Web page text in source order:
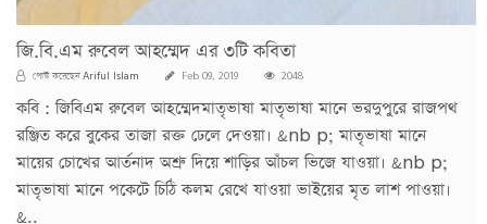
জি.বি.এম রুবেল আহম্মেদ এর ৩টি কবিতা
পোস্ট করেছেনAriful Islam Feb 09, 2019 2048
কবি : জিবিএম রুবেল আহম্মেদমাতৃভাষা মাতৃভাষা মানে ভরদুপুরে রাজপথ
রঞ্জিত করে বুকের তাজা রক্ত ঢেলে দেওয়া। &nb p; মাতৃভাষা মানে
মায়ের চোখের আর্তনাদ অশ্রু দিয়ে শাড়ির আঁচল ভিজে যাওয়া। &nb p;
মাতৃভাষা মানে পকেটে চিঠি কলম রেখে যাওয়া ভাইয়ের মৃত লাশ পাওয়া।
&..